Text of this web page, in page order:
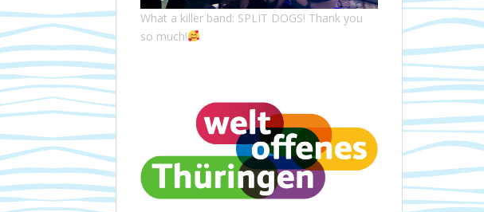
What a killer band: SPLIT DOGS! Thank you
so much!